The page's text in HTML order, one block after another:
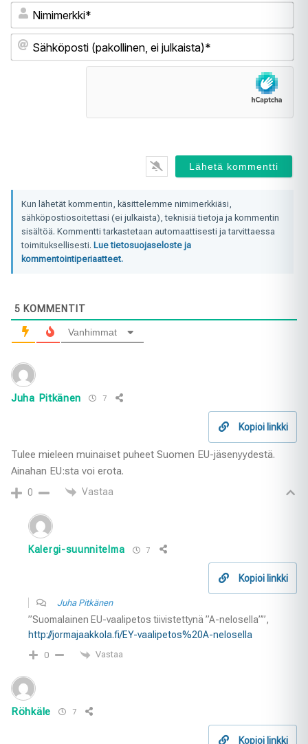
ei
Kun lähetät kommentin, käsittelemme nimimerkkiäsi,
sähköpostiosoitettasi (ei julkaista), teknisiä tietoja ja kommentin
sisältöä. Kommentti tarkastetaan automaattisesti ja tarvittaessa
toimituksellisesti. Lue tietosuojaseloste ja
kommentointiperiaatteet.
5 KOMMENTIT
Vanhimmat
Juha Pitkänen 7
Kopioi linkki
Tulee mieleen muinaiset puheet Suomen EU-jäsenyydestä.
Ainahan EU:sta voi erota.
0 Vastaa
Kalergi-suunnitelma 7
Kopioi linkki
Juha Pitkänen
”Suomalainen EU-vaalipetos tiivistettynä ”A-nelosella””,
http://jormajaakkola.fi/EY-vaalipetos%20A-nelosella
0 Vastaa
Röhkäle 7
Kopioi linkki